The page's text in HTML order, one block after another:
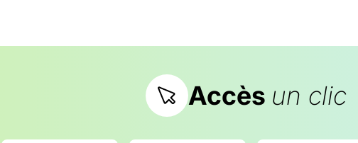
Accès un clic